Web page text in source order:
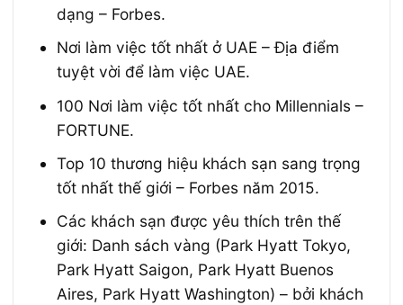
dạng – Forbes.
Nơi làm việc tốt nhất ở UAE – Địa điểm
tuyệt vời để làm việc UAE.
100 Nơi làm việc tốt nhất cho Millennials –
FORTUNE.
Top 10 thương hiệu khách sạn sang trọng
tốt nhất thế giới – Forbes năm 2015.
Các khách sạn được yêu thích trên thế
giới: Danh sách vàng (Park Hyatt Tokyo,
Park Hyatt Saigon, Park Hyatt Buenos
Aires, Park Hyatt Washington) – bởi khách